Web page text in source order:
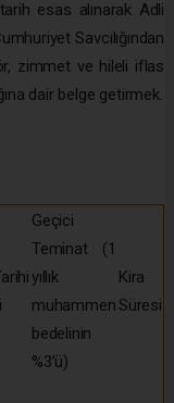
esas alınarak Adli
Savcılığından
zimmet ve hileli iflas
dair belge getirmek.
Geçici
Teminat (1
yıllık
muhammen
bedelinin
%3’ü)
Kira
Süresi